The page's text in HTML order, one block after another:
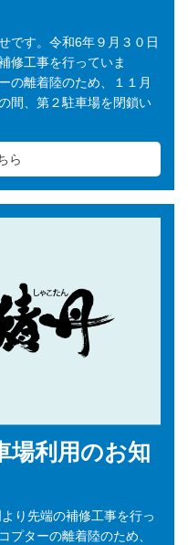
です。令和6年９月３０日
修工事を行っていま
離着陸のため、１１月
間、第２駐車場を閉鎖い
ら
場利用のお知
り先端の補修工事を行っ
ターの離着陸のため、